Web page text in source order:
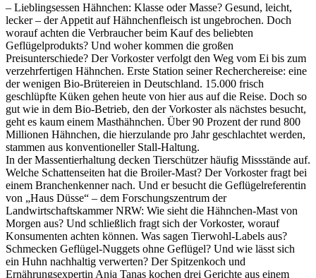
– Lieblingsessen Hähnchen: Klasse oder Masse? Gesund, leicht,
lecker – der Appetit auf Hähnchenfleisch ist ungebrochen. Doch
worauf achten die Verbraucher beim Kauf des beliebten
Geflügelprodukts? Und woher kommen die großen
Preisunterschiede? Der Vorkoster verfolgt den Weg vom Ei bis zum
verzehrfertigen Hähnchen. Erste Station seiner Recherchereise: eine
der wenigen Bio-Brütereien in Deutschland. 15.000 frisch
geschlüpfte Küken gehen heute von hier aus auf die Reise. Doch so
gut wie in dem Bio-Betrieb, den der Vorkoster als nächstes besucht,
geht es kaum einem Masthähnchen. Über 90 Prozent der rund 800
Millionen Hähnchen, die hierzulande pro Jahr geschlachtet werden,
stammen aus konventioneller Stall-Haltung.
In der Massentierhaltung decken Tierschützer häufig Missstände auf.
Welche Schattenseiten hat die Broiler-Mast? Der Vorkoster fragt bei
einem Branchenkenner nach. Und er besucht die Geflügelreferentin
von „Haus Düsse“ – dem Forschungszentrum der
Landwirtschaftskammer NRW: Wie sieht die Hähnchen-Mast von
Morgen aus? Und schließlich fragt sich der Vorkoster, worauf
Konsumenten achten können. Was sagen Tierwohl-Labels aus?
Schmecken Geflügel-Nuggets ohne Geflügel? Und wie lässt sich
ein Huhn nachhaltig verwerten? Der Spitzenkoch und
Ernährungsexpertin Anja Tanas kochen drei Gerichte aus einem